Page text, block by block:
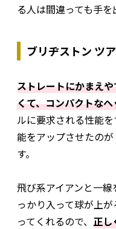
る人は間違っても手を
ブリヂストン ツ
ストレートにかまえ
くて、コンパクトな
ルに要求される性能
能をアップさせたの
す。
飛び系アイアンと一
っかり入って球が上
ってくれるので、 正し